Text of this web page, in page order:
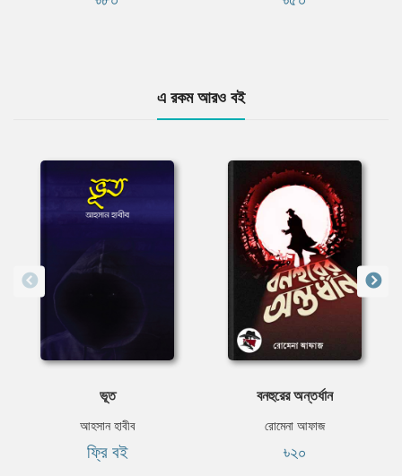
এ রকম আরও বই
ভূত
আহসান হাবীব
ফ্রি বই
বনহুরের অন্তর্ধান
রোমেনা আফাজ
৳২০